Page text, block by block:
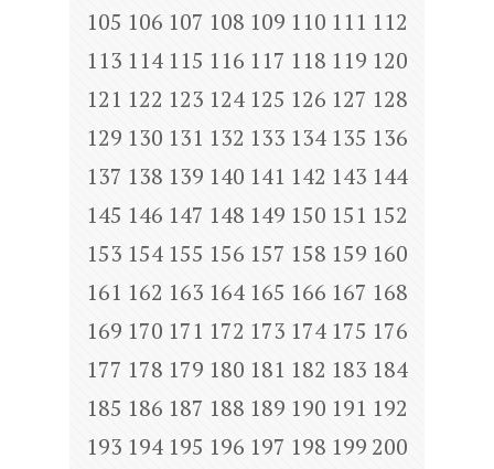
105 106 107 108 109 110 111 112
113 114 115 116 117 118 119 120
121 122 123 124 125 126 127 128
129 130 131 132 133 134 135 136
137 138 139 140 141 142 143 144
145 146 147 148 149 150 151 152
153 154 155 156 157 158 159 160
161 162 163 164 165 166 167 168
169 170 171 172 173 174 175 176
177 178 179 180 181 182 183 184
185 186 187 188 189 190 191 192
193 194 195 196 197 198 199 200